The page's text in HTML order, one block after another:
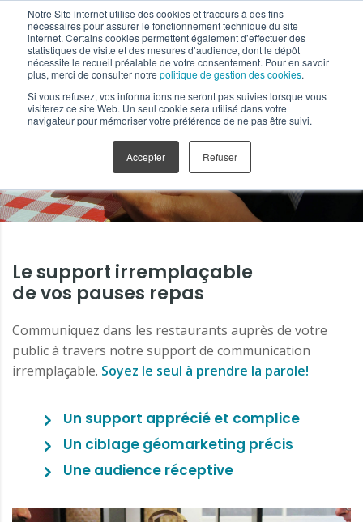
Notre Site internet utilise des cookies et traceurs à des fins
nécessaires pour assurer le fonctionnement technique du site
internet. Certains cookies permettent également d’effectuer des
statistiques de visite et des mesures d’audience, dont le dépôt
nécessite le recueil préalable de votre consentement. Pour en savoir
plus, merci de consulter notre politique de gestion des cookies.
Si vous refusez, vos informations ne seront pas suivies lorsque vous
visiterez ce site Web. Un seul cookie sera utilisé dans votre
navigateur pour mémoriser votre préférence de ne pas être suivi.
Accepter Refuser
Supports Tactiques
Serviette publicitaire
Le support irremplaçable
de vos pauses repas
Communiquez dans les restaurants auprès de votre
public à travers notre support de communication
irremplaçable. Soyez le seul à prendre la parole!
Un support apprécié et complice
Un ciblage géomarketing précis
Une audience réceptive